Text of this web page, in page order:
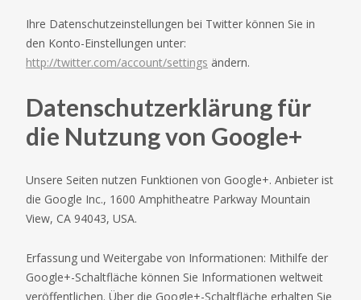
Ihre Datenschutzeinstellungen bei Twitter können Sie in
den Konto-Einstellungen unter:
http://twitter.com/account/settings ändern.
Datenschutzerklärung für
die Nutzung von Google+
Unsere Seiten nutzen Funktionen von Google+. Anbieter ist
die Google Inc., 1600 Amphitheatre Parkway Mountain
View, CA 94043, USA.
Erfassung und Weitergabe von Informationen: Mithilfe der
Google+-Schaltfläche können Sie Informationen weltweit
veröffentlichen. Über die Google+-Schaltfläche erhalten Sie